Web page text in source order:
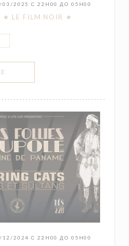
2025 С 22H00 ДО 05H00
★ LE FILM NOIR ★
2024 С 22H00 ДО 05H00